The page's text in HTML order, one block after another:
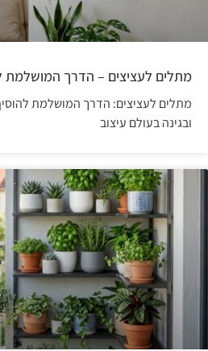
מתלים לעציצים – הדרך המושלמת
מתלים לעציצים: הדרך המושלמת להוסיף
ובגינה בעולם עיצוב